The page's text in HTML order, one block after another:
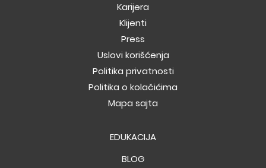
Karijera
Klijenti
Press
Uslovi korišćenja
Politika privatnosti
Politika o kolačićima
Mapa sajta
EDUKACIJA
BLOG